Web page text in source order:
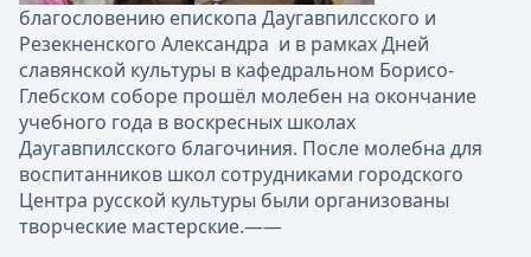
благословению епископа Даугавпилсского и
Резекненского Александра и в рамках Дней
славянской культуры в кафедральном Борисо-
Глебском соборе прошёл молебен на окончание
учебного года в воскресных школах
Даугавпилсского благочиния. После молебна для
воспитанников школ сотрудниками городского
Центра русской культуры были организованы
творческие мастерские.——